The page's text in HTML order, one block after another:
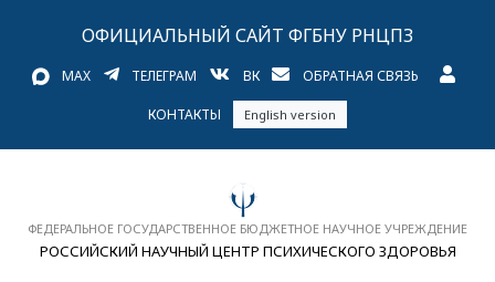
ОФИЦИАЛЬНЫЙ САЙТ ФГБНУ РНЦПЗ
MAX ТЕЛЕГРАМ ВК ОБРАТНАЯ СВЯЗЬ
КОНТАКТЫ English version
ФЕДЕРАЛЬНОЕ ГОСУДАРСТВЕННОЕ БЮДЖЕТНОЕ НАУЧНОЕ УЧРЕЖДЕНИЕ
РОССИЙСКИЙ НАУЧНЫЙ ЦЕНТР ПСИХИЧЕСКОГО ЗДОРОВЬЯ